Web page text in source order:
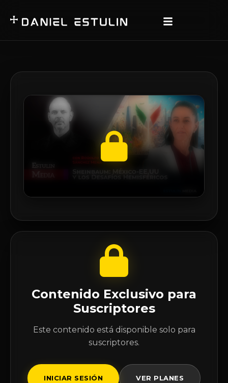
Contenido Exclusivo para
Suscriptores
Este contenido está disponible solo para
suscriptores.
INICIAR SESIÓN VER PLANES